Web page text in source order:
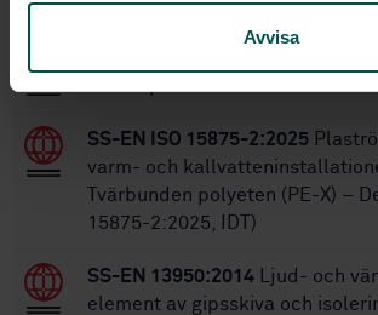
Avvisa
STANDARDER
SS-EN ISO 15875-2:2025
varm- och
Tvärbunden polyeten (PE-X) –
15875-2:2025, IDT)
SS-EN 13950:2014 Ljud- och
element av gipsskiva och